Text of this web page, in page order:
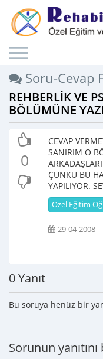
Soru-Cevap
REHBERLİK VE
BÖLÜMÜNE
0
CEVAP
SANIRIM O
ÇÜNKÜ BU
YAPILIYOR.
Özel Eğitim
29-04-2008
0 Yanıt
Bu soruya henüz bir
Sorunun